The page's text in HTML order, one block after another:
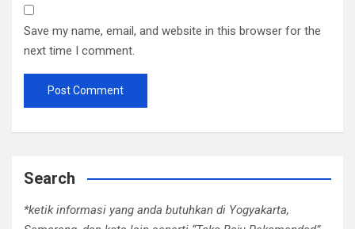
Save my name, email, and website in this browser for the
next time I comment.
Search
*ketik informasi yang anda butuhkan di Yogyakarta,